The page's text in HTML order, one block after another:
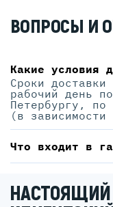
ВОПРОСЫ И
Какие условия
Сроки
рабочий день
Петербургу, по
(в
Что входит в
НАСТОЯЩИЙ